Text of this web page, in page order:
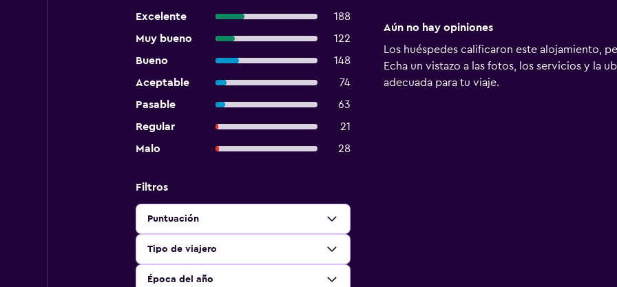
Excelente
188
Muy bueno
122
Bueno
148
Aceptable
74
Pasable
63
Regular
21
Malo
28
Filtros
Puntuación
Tipo de viajero
Época del año
Aún no hay opiniones
Los huéspedes calificaron este alojamiento,
Echa un vistazo a las fotos, los servicios y la
adecuada para tu viaje.